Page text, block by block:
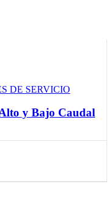
DE SERVICIO
y Bajo Caudal